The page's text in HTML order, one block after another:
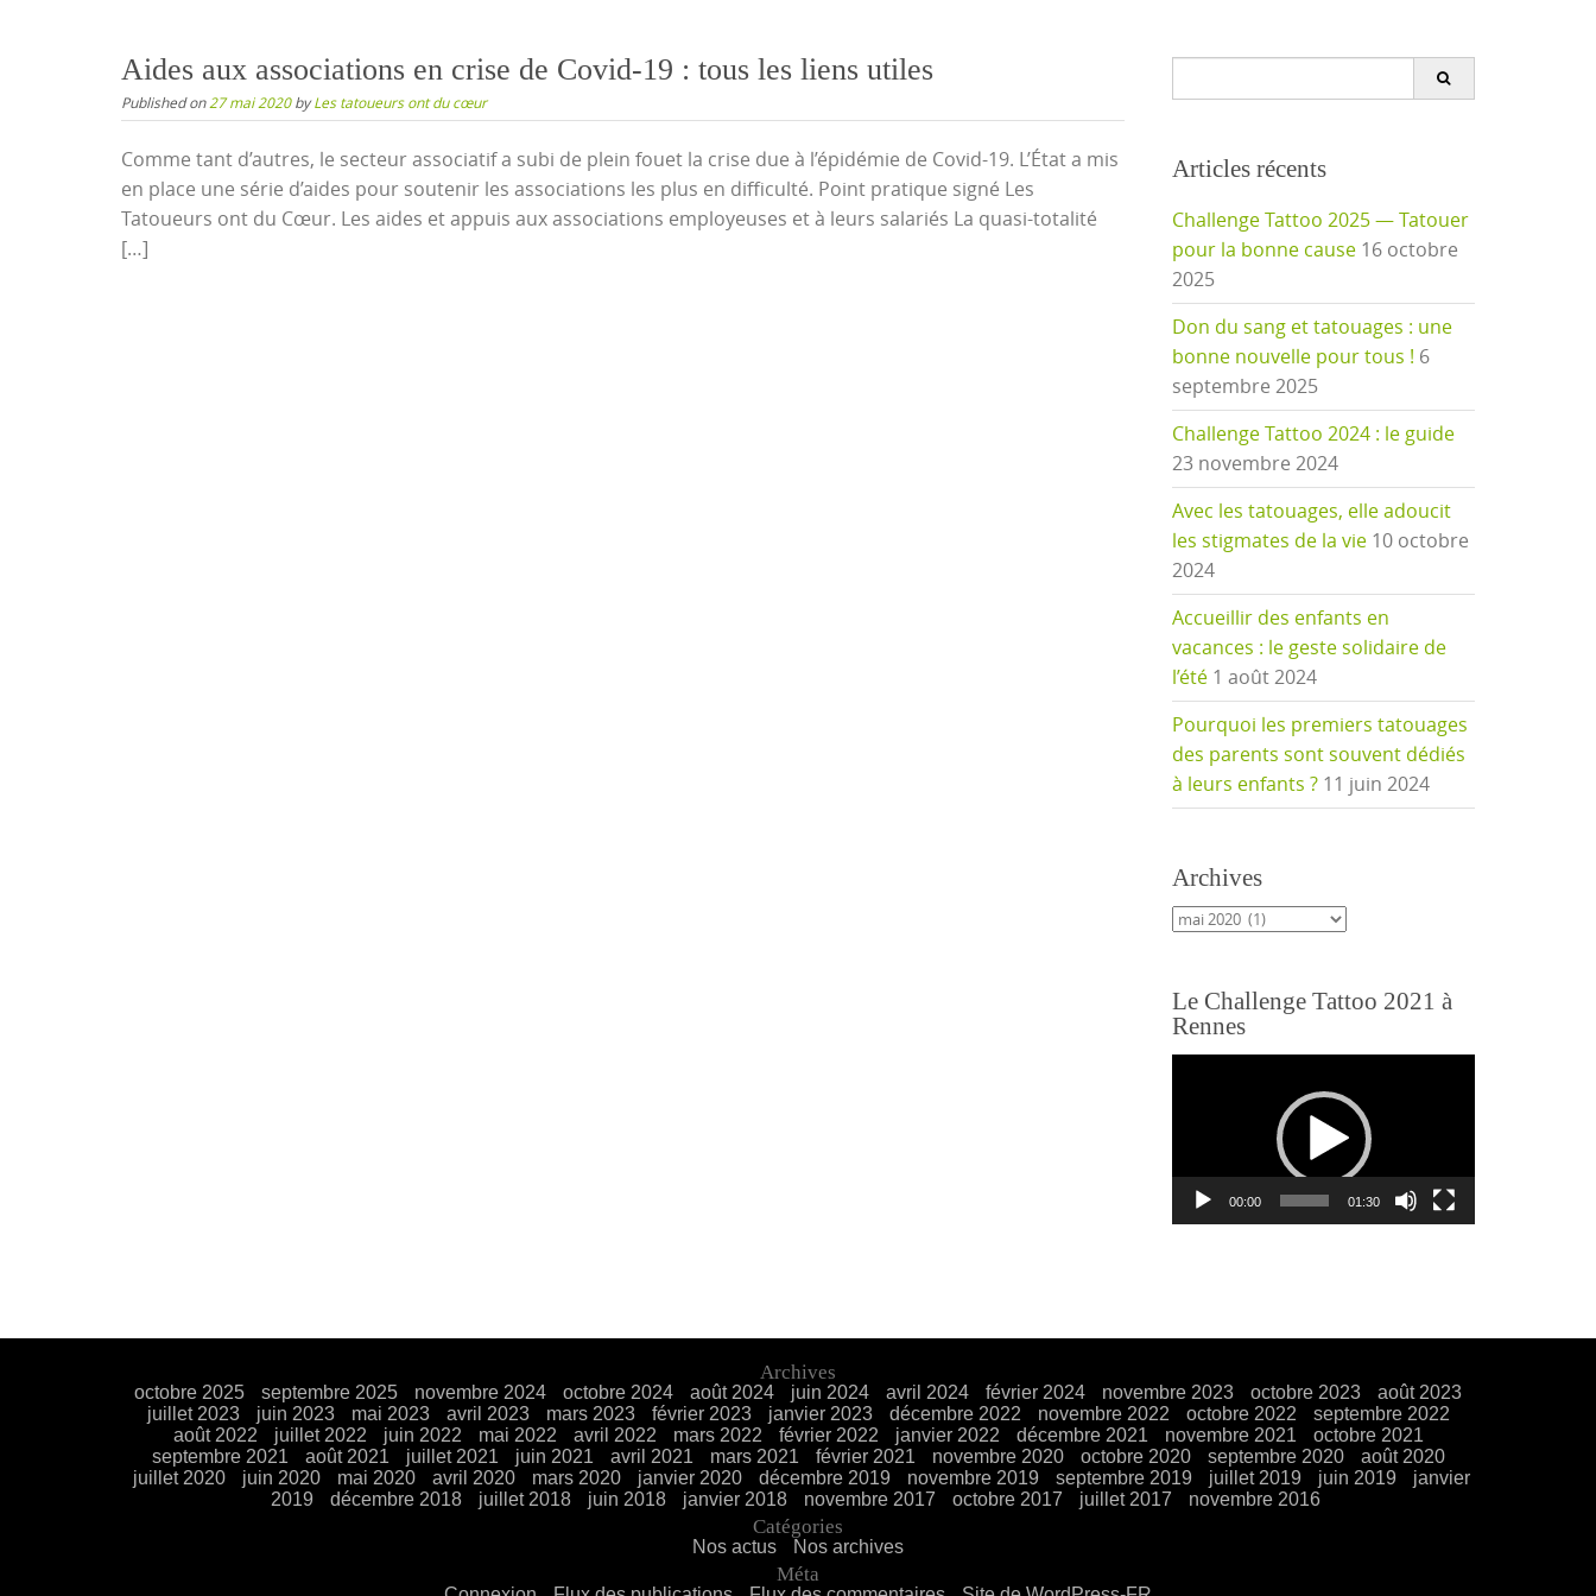
Aides aux associations en crise de Covid-19 : tous les liens utiles
Published on27 mai 2020byLes tatoueurs ont du cœur
Comme tant d’autres, le secteur associatif a subi de plein fouet la crise due à l’épidémie de Covid-19. L’État a mis
en place une série d’aides pour soutenir les associations les plus en difficulté. Point pratique signé Les
Tatoueurs ont du Cœur. Les aides et appuis aux associations employeuses et à leurs salariés La quasi-totalité
[…]
Articles récents
Challenge Tattoo 2025 — Tatouer
pour la bonne cause 16 octobre
2025
Don du sang et tatouages : une
bonne nouvelle pour tous ! 6
septembre 2025
Challenge Tattoo 2024 : le guide
23 novembre 2024
Avec les tatouages, elle adoucit
les stigmates de la vie 10 octobre
2024
Accueillir des enfants en
vacances : le geste solidaire de
l’été 1 août 2024
Pourquoi les premiers tatouages
des parents sont souvent dédiés
à leurs enfants ? 11 juin 2024
Archives
Archives
Le Challenge Tattoo 2021 à
Rennes
00:00 01:30
Archives
octobre 2025 septembre 2025 novembre 2024 octobre 2024 août 2024 juin 2024 avril 2024 février 2024 novembre 2023 octobre 2023
août 2023
juillet 2023
juin 2023 mai 2023 avril 2023 mars 2023 février 2023 janvier 2023 décembre 2022 novembre 2022 octobre 2022
septembre 2022
août 2022
juillet 2022 juin 2022 mai 2022 avril 2022 mars 2022 février 2022 janvier 2022 décembre 2021 novembre 2021
octobre 2021
septembre 2021
août 2021 juillet 2021 juin 2021 avril 2021 mars 2021 février 2021 novembre 2020 octobre 2020 septembre 2020
août 2020
juillet 2020
juin 2020 mai 2020 avril 2020 mars 2020 janvier 2020 décembre 2019 novembre 2019 septembre 2019 juillet 2019 juin 2019
janvier
2019
décembre 2018 juillet 2018 juin 2018 janvier 2018 novembre 2017 octobre 2017 juillet 2017 novembre 2016
Catégories
Nos actus Nos archives
Méta